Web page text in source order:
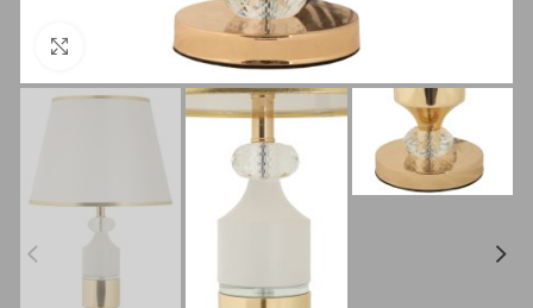
Clicca per ingrandire